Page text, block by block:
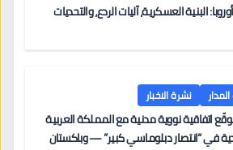
البنية العسكرية، آليات الردع، والتحديات
نشرة الاخبار
اتفاقية نووية مدنية مع المملكة العربية
في “انتصار دبلوماسي كبير” — وباكستان